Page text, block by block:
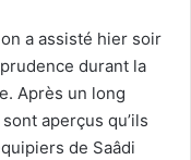
a assisté hier soir
durant la
Après un long
aperçus qu’ils
de Saâdi